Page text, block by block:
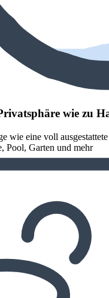
wie zu
wie eine voll
Pool, Garten und mehr